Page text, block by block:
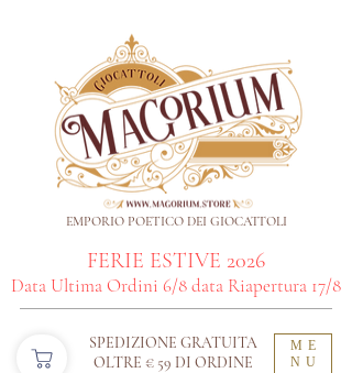
ME
NU
SPEDIZIONE GRATUITA
OLTRE € 59 DI ORDINE​
EMPORIO POETICO DEI GIOCATTOLI
FERIE ESTIVE 2026
Data Ultima Ordini 6/8 data Riapertura 17/8